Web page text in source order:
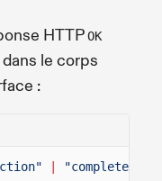
HTTPOK
le corps
:
"completed"